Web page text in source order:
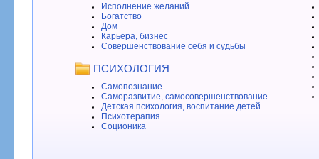
Исполнение желаний
Богатство
Дом
Карьера, бизнес
Совершенствование себя и судьбы
ПСИХОЛОГИЯ
Самопознание
Саморазвитие, самосовершенствование
Детская психология, воспитание детей
Психотерапия
Соционика